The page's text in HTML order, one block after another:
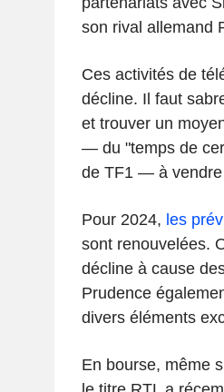
son rival allemand
Ces activités de
décline. Il faut
et trouver un
— du "temps de
de TF1 — à
Pour 2024, les
sont renouvelées.
décline à cause
Prudence
divers éléments
En bourse, même